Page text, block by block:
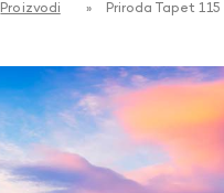
Proizvodi » Priroda Tapet 115